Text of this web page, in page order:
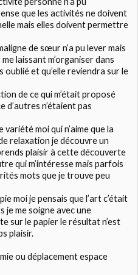
que les activités ne doivent
mais elles doivent permettre
de sœur n’a pu lever mais
laissant m’organiser dans
oublié et qu’elle reviendra sur le
de ce qui m’était proposé
d’autres n’étaient pas
variété moi qui n’aime que la
relaxation je découvre un
plaisir à cette découverte
qui m’intéresse mais parfois
mots que je trouve peu
moi je pensais que l’art c’était
je me soigne avec une
sur le papier le résultat n’est
plaisir.
ou déplacement espace